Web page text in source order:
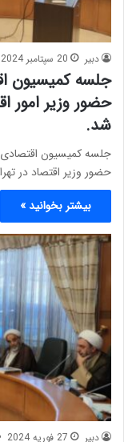
دبیر 20 سپتامبر 2024
جلسه کمیسیون
حضور وزیر امور
شد.
حضور وزیر اقتصاد در
بیشتر بخوانید »
دبیر 27 فوریه 2024